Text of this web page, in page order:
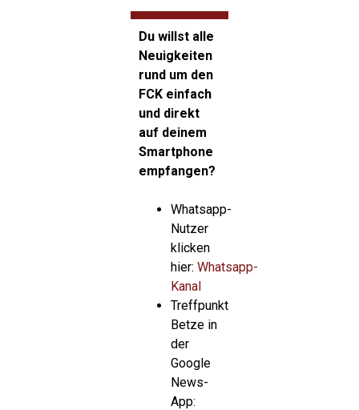
Du willst alle
Neuigkeiten
rund um den
FCK einfach
und direkt
auf deinem
Smartphone
empfangen?
Whatsapp-
Nutzer
klicken
hier: Whatsapp-
Kanal
Treffpunkt
Betze in
der
Google
News-
App: